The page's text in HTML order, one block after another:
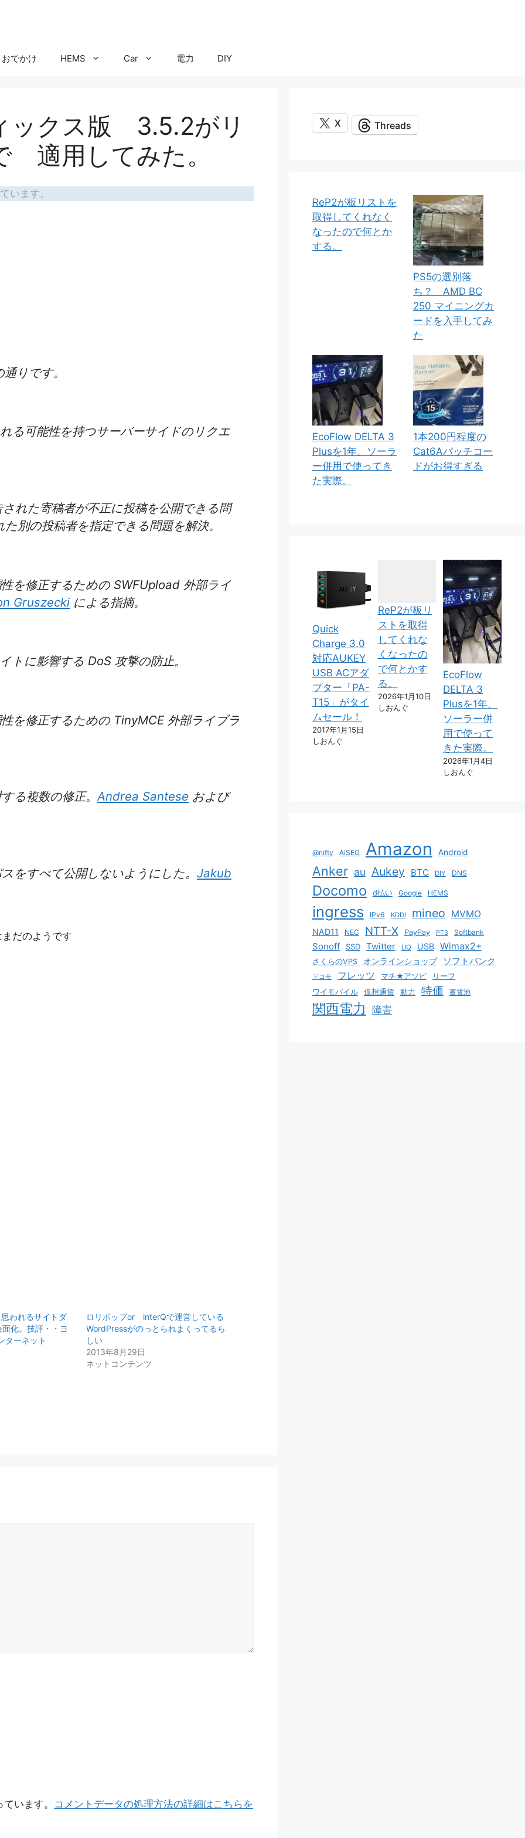
おでかけ HEMS Car 電力 DIY
クス版 3.5.2がリ
適用してみた。
います。
りです。
る可能性を持つサーバーサイドのリクエ
れた寄稿者が不正に投稿を公開できる問
別の投稿者を指定できる問題を解決。
を修正するための SWFUpload 外部ライ
Gruszecki による指摘。
トに影響する DoS 攻撃の防止。
を修正するための TinyMCE 外部ライブラ
る複数の修正。Andrea Santese および
をすべて公開しないようにした。 Jakub
だのようです
われるサイトダ
化。技評・・ヨ
ターネット
ロリポップor interQで運営している
WordPressがのっとられまくってるら
しい
2013年8月29日
ネットコンテンツ
います。 コメントデータの処理方法の詳細はこちらを
X Threads
ReP2が板リストを
取得してくれなく
なったので何とか
する。
PS5の選別落
ち？ AMD BC
250 マイニングカ
ードを入手してみ
た
EcoFlow DELTA 3
Plusを1年、ソーラ
ー併用で使ってき
た実際。
1本200円程度の
Cat6Aパッチコー
ドがお得すぎる
Quick
Charge 3.0
対応AUKEY
USB ACアダ
プター「PA-
T15」がタイ
ムセール！
2017年1月15日
しおんぐ
ReP2が板リ
ストを取得
してくれな
くなったの
で何とかす
る。
2026年1月10日
しおんぐ
EcoFlow
DELTA 3
Plusを1年、
ソーラー併
用で使って
きた実際。
2026年1月4日
しおんぐ
@nifty AiSEG Amazon Android
Anker au Aukey BTC DIY DNS
Docomo d払い Google HEMS
ingress IPv6 KDDI mineo MVMO
NAD11 NEC NTT-X PayPay PT3 Softbank
Sonoff SSD Twitter UQ USB Wimax2+
さくらのVPS オンラインショップ ソフトバンク
ドコモ フレッツ マチ★アソビ
リーフ
ワイモバイル
仮想通貨 動力 特価 蓄電池
関西電力 障害